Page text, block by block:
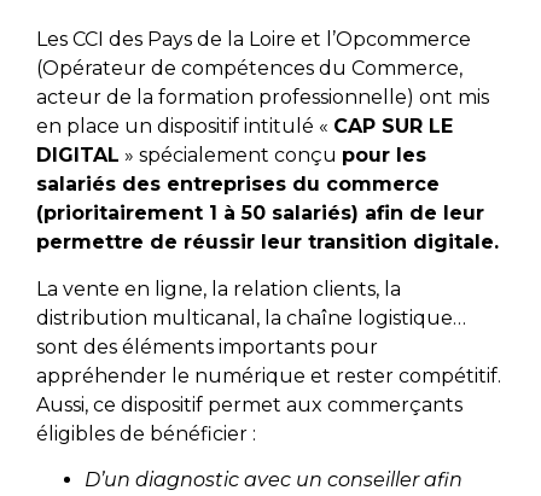
Les CCI des Pays de la Loire et l’Opcommerce
(Opérateur de compétences du Commerce,
acteur de la formation professionnelle) ont mis
en place un dispositif intitulé « CAP SUR LE
DIGITAL » spécialement conçu pour les
salariés des entreprises du commerce
(prioritairement 1 à 50 salariés) afin de leur
permettre de réussir leur transition digitale.
La vente en ligne, la relation clients, la
distribution multicanal, la chaîne logistique…
sont des éléments importants pour
appréhender le numérique et rester compétitif.
Aussi, ce dispositif permet aux commerçants
éligibles de bénéficier :
D’un diagnostic avec un conseiller afin